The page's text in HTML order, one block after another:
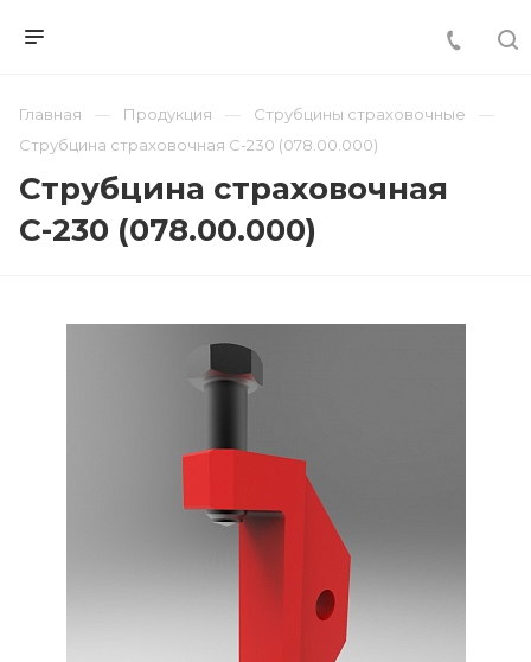
Главная Продукция
Струбцины страховочные
Струбцина страховочная С-230 (078.00.000)
Струбцина страховочная
С-230 (078.00.000)